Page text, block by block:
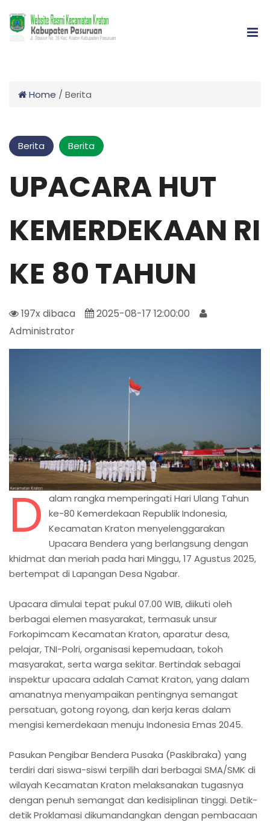
Home / Berita
Berita Berita
UPACARA HUT
KEMERDEKAAN RI
KE 80 TAHUN
197x dibaca
2025-08-17 12:00:00
Administrator
D
alam rangka memperingati Hari Ulang Tahun
ke-80 Kemerdekaan Republik Indonesia,
Kecamatan Kraton menyelenggarakan
Upacara Bendera yang berlangsung dengan
khidmat dan meriah pada hari Minggu, 17 Agustus 2025,
bertempat di Lapangan Desa Ngabar.
Upacara dimulai tepat pukul 07.00 WIB, diikuti oleh
berbagai elemen masyarakat, termasuk unsur
Forkopimcam Kecamatan Kraton, aparatur desa,
pelajar, TNI-Polri, organisasi kepemudaan, tokoh
masyarakat, serta warga sekitar. Bertindak sebagai
inspektur upacara adalah Camat Kraton, yang dalam
amanatnya menyampaikan pentingnya semangat
persatuan, gotong royong, dan kerja keras dalam
mengisi kemerdekaan menuju Indonesia Emas 2045.
Pasukan Pengibar Bendera Pusaka (Paskibraka) yang
terdiri dari siswa-siswi terpilih dari berbagai SMA/SMK di
wilayah Kecamatan Kraton melaksanakan tugasnya
dengan penuh semangat dan kedisiplinan tinggi. Detik-
detik Proklamasi dikumandangkan dengan pembacaan